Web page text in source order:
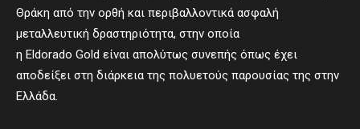
Θράκη από την ορθή και περιβαλλοντικά ασφαλή
μεταλλευτική δραστηριότητα, στην οποία
η Eldorado Gold είναι απολύτως συνεπής όπως έχει
αποδείξει στη διάρκεια της πολυετούς παρουσίας της στην
Ελλάδα.